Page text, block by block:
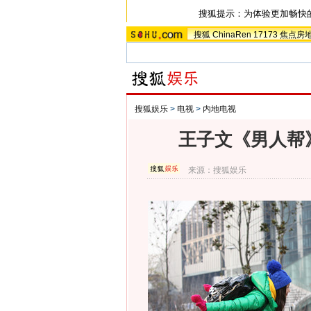
搜狐提示：为体验更加畅快
搜狐 ChinaRen 17173 焦点房
搜狐娱乐 > 电视 > 内地电视
王子文《男人
来源：搜狐娱乐